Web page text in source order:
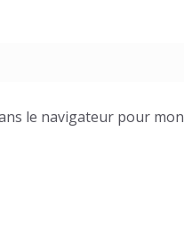
le navigateur pour